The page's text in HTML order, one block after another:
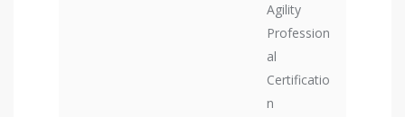
Agility
Profession
al
Certificatio
n